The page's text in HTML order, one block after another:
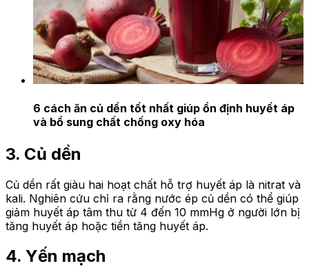
6 cách ăn củ dền tốt nhất giúp ổn định huyết áp
và bổ sung chất chống oxy hóa
3. Củ dền
Củ dền rất giàu hai hoạt chất hỗ trợ huyết áp là nitrat và
kali. Nghiên cứu chỉ ra rằng nước ép củ dền có thể giúp
giảm huyết áp tâm thu từ 4 đến 10 mmHg ở người lớn bị
tăng huyết áp hoặc tiền tăng huyết áp.
4. Yến mạch